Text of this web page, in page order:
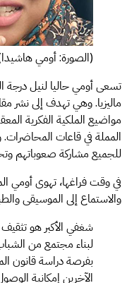
(الصورة: أومي
تسعى أومي حاليا لنيل درجة
ماليزيا. وهي تهدف إلى نشر
مواضيع الملكية الفكرية
المملة في قاعات
للجميع مشاركة صعوباتهم
في وقت فراغها، تهوى أومي
والاستماع إلى الموسيقى
شغفي الأكبر هو
لبناء مجتمع من
بفرصة دراسة قانون
الآخرين إمكانية